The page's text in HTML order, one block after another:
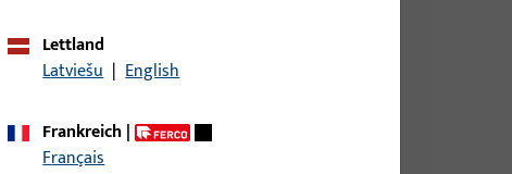
Lettland
Latviešu | English
Frankreich|
Français